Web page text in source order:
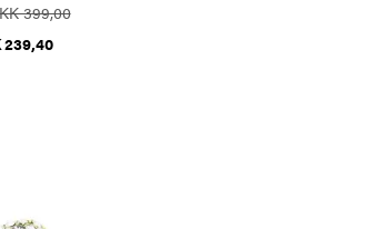
399,00
239,40